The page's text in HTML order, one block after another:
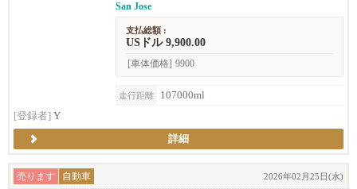
San Jose
支払総額 :
USドル 9,900.00
[車体価格] 9900
走行距離
107000ml
[登録者] Y
詳細
売ります 自動車 2026年02月25日(水)